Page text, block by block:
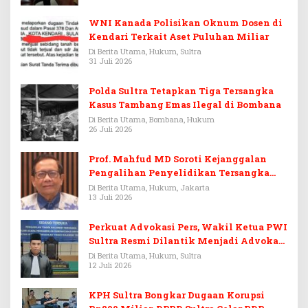
WNI Kanada Polisikan Oknum Dosen di
Kendari Terkait Aset Puluhan Miliar
Di Berita Utama, Hukum, Sultra
31 Juli 2026
Polda Sultra Tetapkan Tiga Tersangka
Kasus Tambang Emas Ilegal di Bombana
Di Berita Utama, Bombana, Hukum
26 Juli 2026
Prof. Mahfud MD Soroti Kejanggalan
Pengalihan Penyelidikan Tersangka
Febrie Adriansyah
Di Berita Utama, Hukum, Jakarta
13 Juli 2026
Perkuat Advokasi Pers, Wakil Ketua PWI
Sultra Resmi Dilantik Menjadi Advokat
PERADI
Di Berita Utama, Hukum, Sultra
12 Juli 2026
KPH Sultra Bongkar Dugaan Korupsi